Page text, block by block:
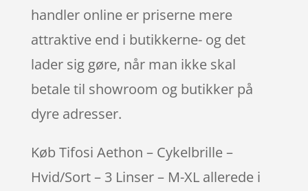
handler online er priserne mere
attraktive end i butikkerne- og det
lader sig gøre, når man ikke skal
betale til showroom og butikker på
dyre adresser.
Køb Tifosi Aethon – Cykelbrille –
Hvid/Sort – 3 Linser – M-XL allerede i